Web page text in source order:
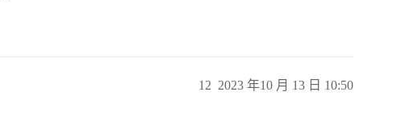
2023 年10 月 13 日 10:50
12